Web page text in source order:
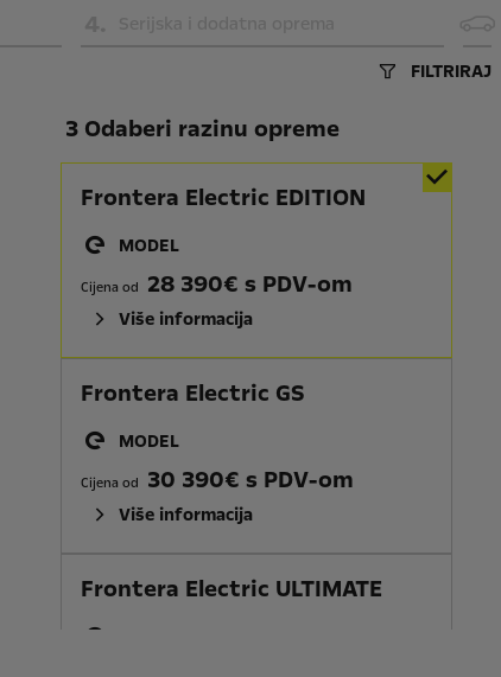
FILTRIRAJ
3 Odaberi razinu opreme
Frontera Electric EDITION
MODEL
Cijena od 28 390€ s PDV-om
Više informacija
Frontera Electric GS
MODEL
Cijena od 30 390€ s PDV-om
Više informacija
Frontera Electric ULTIMATE